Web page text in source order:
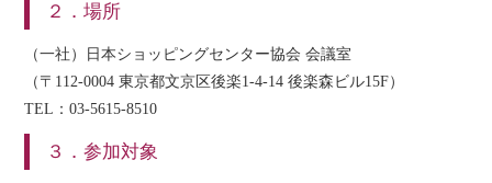
２．場所
（一社）日本ショッピングセンター協会 会議室
（〒112-0004 東京都文京区後楽1-4-14 後楽森ビル15F）
TEL：03-5615-8510
３．参加対象